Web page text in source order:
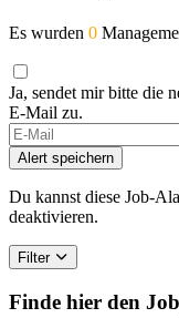
Es wurden 0
Ja, sendet mir bitte die
E-Mail zu.
If
you
are
a
human,
this
field
Alert speichern
Du kannst diese Job-
deaktivieren.
Filter
Finde hier den